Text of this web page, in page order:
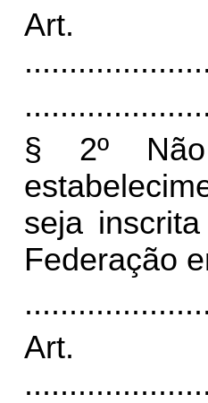
§ 2º Não
seja
Federação